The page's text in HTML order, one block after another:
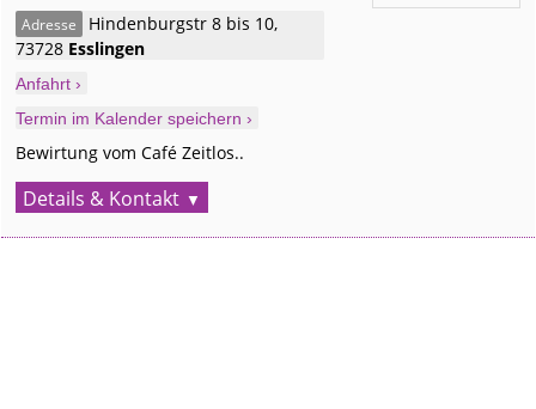
Adresse Hindenburgstr 8 bis 10,
73728 Esslingen
Anfahrt ›
Termin im Kalender speichern ›
Bewirtung vom Café Zeitlos..
Details & Kontakt